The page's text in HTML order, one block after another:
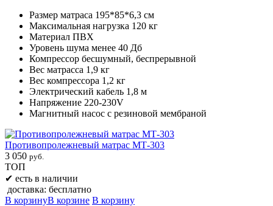
Размер матраса 195*85*6,3 см
Максимальная нагрузка 120 кг
Материал ПВХ
Уровень шума менее 40 Дб
Компрессор бесшумный, беспрерывной
Вес матрасса 1,9 кг
Вес компрессора 1,2 кг
Электрический кабель 1,8 м
Напряжение 220-230V
Магнитный насос с резиновой мембраной
Противопролежневый матрас МТ-303
3 050 руб.
ТОП
✔ есть в наличии
доставка: бесплатно
В корзинуВ корзине В корзину